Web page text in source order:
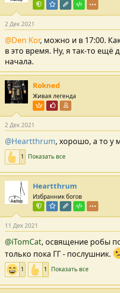
Команда форума
Модератор раздела
Редактор раздела
Тестировщик
2 Дек 2021
@Den Kor, можно и в 17:00.
в это время. Ну, я так-то ещё
начала.
Rokned
Живая легенда
Пользователь VIP
Почётный пользователь
2 Дек 2021
@Heartthrum, хорошо, а то у
1 Показать все
Автор
Heartthrum
Избранник богов
Команда форума
Модератор раздела
Редактор раздела
Тестировщик
11 Дек 2021
@iTomCat, освящение робы
только пока ГГ - послушник.
1 1 Показать все